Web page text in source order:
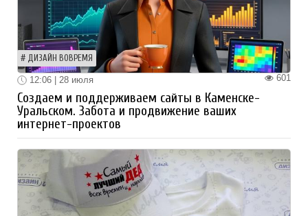
ДИЗАЙН ВОВРЕМЯ
601
12:06 | 28 июля
Создаем и поддерживаем сайты в Каменске-
Уральском. Забота и продвижение ваших
интернет-проектов